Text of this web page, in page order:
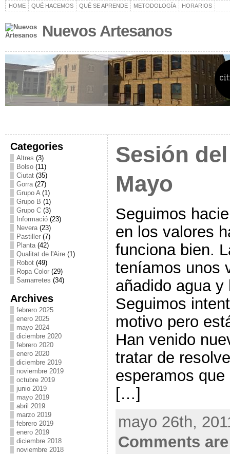
HOME QUÉ HACEMOS QUÉ SE APRENDE METODOLOGÍA HORARIOS
Nuevos Artesanos
Categories
Altres (3)
Bolso (11)
Ciutat (35)
Gorra(27)
Grupo A(1)
Grupo B (1)
Grupo C (3)
Informació (23)
Nevera(23)
Pastiller (7)
Planta(42)
Qualitat de l'Aire (1)
Robot (49)
Ropa Color (29)
Samarretes (34)
Archives
febrero 2025
enero 2025
mayo 2024
diciembre 2020
febrero 2020
enero 2020
diciembre 2019
noviembre 2019
octubre 2019
junio 2019
mayo 2019
abril 2019
marzo 2019
febrero 2019
enero 2019
diciembre 2018
noviembre 2018
Sesión
Mayo
Seguimos
en los valores
funciona bien.
teníamos unos
añadido agua
Seguimos
motivo pero
Han venido
tratar de
esperamos
[…]
mayo 26th,
Comments